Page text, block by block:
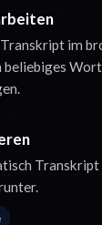
im
beliebiges